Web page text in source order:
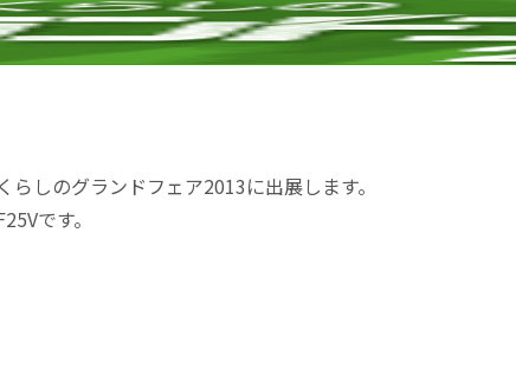
しのグランドフェア2013に出展します。
です。